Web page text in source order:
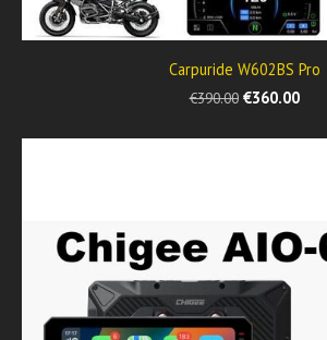
Carpuride W602BS Pro
€390.00 €360.00